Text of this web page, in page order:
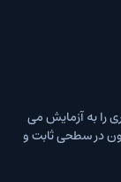
را به آزمایش می
در سطحی ثابت و